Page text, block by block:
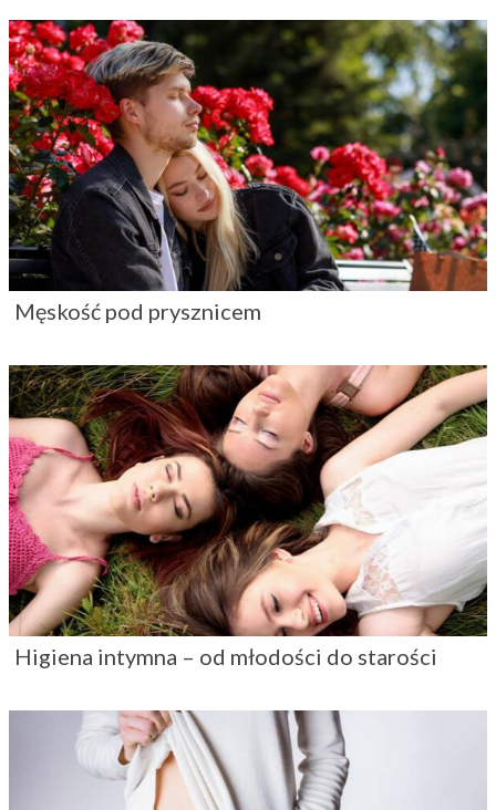
Męskość pod prysznicem
Higiena intymna – od młodości do starości